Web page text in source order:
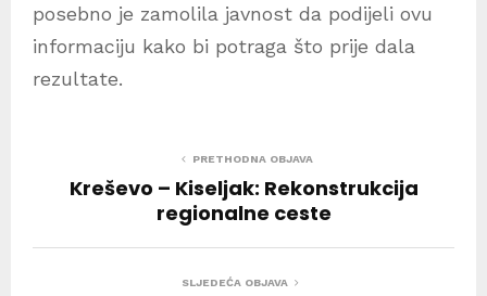
posebno je zamolila javnost da podijeli ovu
informaciju kako bi potraga što prije dala
rezultate.
PRETHODNA OBJAVA
Kreševo – Kiseljak: Rekonstrukcija
regionalne ceste
SLJEDEĆA OBJAVA